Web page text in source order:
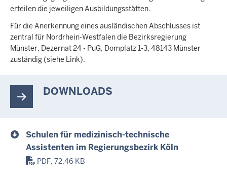
erteilen die jeweiligen Ausbildungsstätten.
Für die Anerkennung eines ausländischen Abschlusses ist
zentral für Nordrhein-Westfalen die Bezirksregierung
Münster, Dezernat 24 - PuG, Domplatz 1-3, 48143 Münster
zuständig (siehe Link).
DOWNLOADS
Schulen für medizinisch-technische
Assistenten im Regierungsbezirk Köln
PDF, 72,46 KB